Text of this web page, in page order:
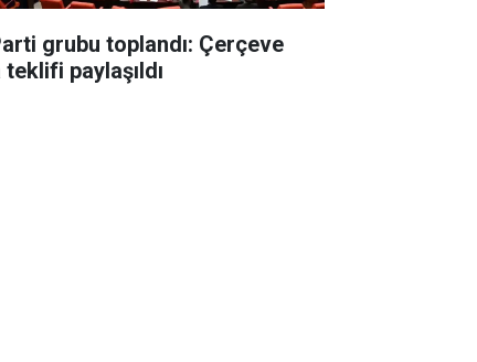
grubu toplandı: Çerçeve
paylaşıldı